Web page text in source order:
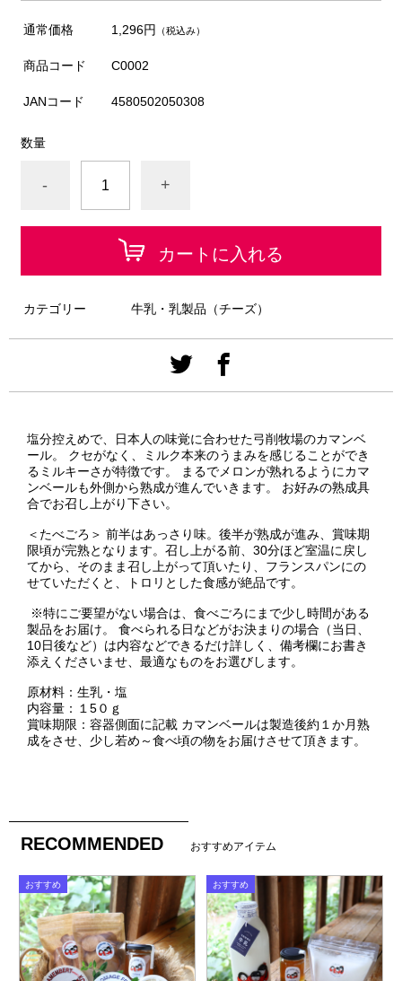
通常価格 1,296円 （税込み）
商品コード C0002
JANコード 4580502050308
数量
- +
カートに入れる
カテゴリー 牛乳・乳製品（チーズ）
塩分控えめで、日本人の味覚に合わせた弓削牧場のカマンベ
ール。 クセがなく、ミルク本来のうまみを感じることができ
るミルキーさが特徴です。 まるでメロンが熟れるようにカマ
ンベールも外側から熟成が進んでいきます。 お好みの熟成具
合でお召し上がり下さい。
＜たべごろ＞ 前半はあっさり味。後半が熟成が進み、賞味期
限頃が完熟となります。召し上がる前、30分ほど室温に戻し
てから、そのまま召し上がって頂いたり、フランスパンにの
せていただくと、トロリとした食感が絶品です。
※特にご要望がない場合は、食べごろにまで少し時間がある
製品をお届け。 食べられる日などがお決まりの場合（当日、
10日後など）は内容などできるだけ詳しく、備考欄にお書き
添えくださいませ、最適なものをお選びします。
原材料：生乳・塩
内容量：１5０ｇ
賞味期限：容器側面に記載 カマンベールは製造後約１か月熟
成をさせ、少し若め～食べ頃の物をお届けさせて頂きます。
RECOMMENDED おすすめアイテム